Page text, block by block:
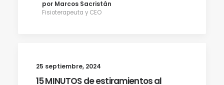
por Marcos Sacristán
Fisioterapeuta y CEO
25 septiembre, 2024
15 MINUTOS de estiramientos al